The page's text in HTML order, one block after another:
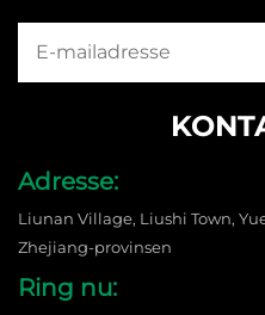
Adresse:
Liunan Village, Liushi Town,
Zhejiang-provinsen
Ring nu: